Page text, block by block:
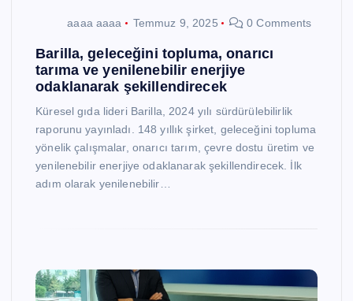
aaaa aaaa Temmuz 9, 2025 0 Comments
Barilla, geleceğini topluma, onarıcı
tarıma ve yenilenebilir enerjiye
odaklanarak şekillendirecek
Küresel gıda lideri Barilla, 2024 yılı sürdürülebilirlik
raporunu yayınladı. 148 yıllık şirket, geleceğini topluma
yönelik çalışmalar, onarıcı tarım, çevre dostu üretim ve
yenilenebilir enerjiye odaklanarak şekillendirecek. İlk
adım olarak yenilenebilir…